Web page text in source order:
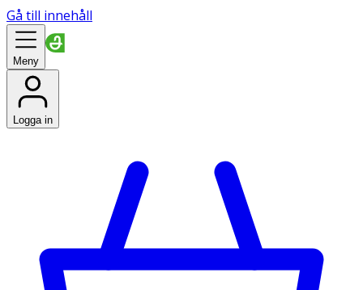
Gå till innehåll
Meny
Logga in